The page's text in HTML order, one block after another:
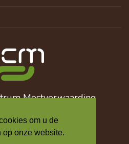
om u de
op onze website.
Mestverwaarding
510 137 12